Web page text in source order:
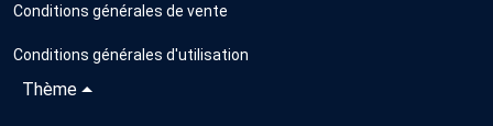
Conditions générales de vente
Conditions générales d'utilisation
Thème